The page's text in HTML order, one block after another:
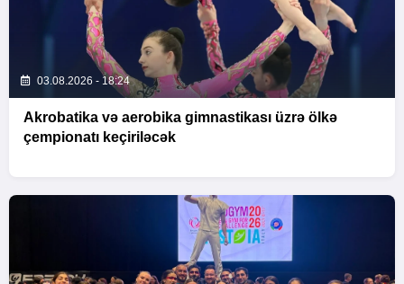
03.08.2026 - 18:24
Akrobatika və aerobika gimnastikası üzrə ölkə
çempionatı keçiriləcək